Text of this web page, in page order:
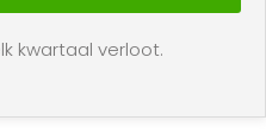
kwartaal verloot.